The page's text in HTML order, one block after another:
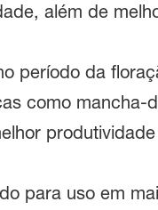
além de
período da
como mancha-
para uso em